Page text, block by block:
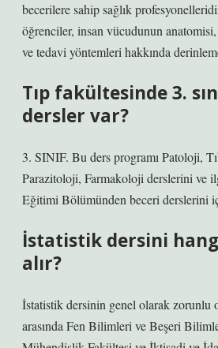
becerilere sahip sağlık
öğrenciler, insan vücudunun
ve tedavi yöntemleri hakkında
Tıp fakültesinde 3.
dersler var?
3. SINIF. Bu ders programı Patoloji,
Parazitoloji, Farmakoloji derslerini ve
Eğitimi Bölümünden beceri derslerini
İstatistik dersini
alır?
İstatistik dersinin genel olarak zorunlu
arasında Fen Bilimleri ve Beşeri